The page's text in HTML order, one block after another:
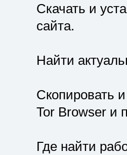
Скачать и
сайта.
Найти
Скопировать
Tor Browser и
Где найти